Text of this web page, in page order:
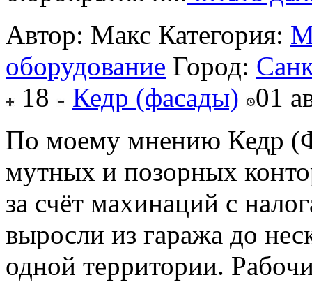
Автор: Макс Категория:
оборудование Город:
18
Кедр (фасады)
01
По моему мнению Кедр
мутных и позорных
за счёт махинаций с
выросли из гаража до
одной территории.